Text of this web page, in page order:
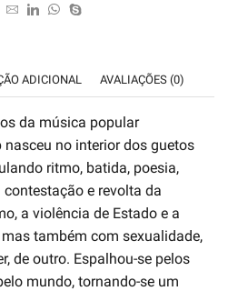
ADICIONAL AVALIAÇÕES (0)
da música popular
no interior dos guetos
ritmo, batida, poesia,
e revolta da
a violência de Estado e a
também com sexualidade,
de outro. Espalhou-se pelos
mundo, tornando-se um